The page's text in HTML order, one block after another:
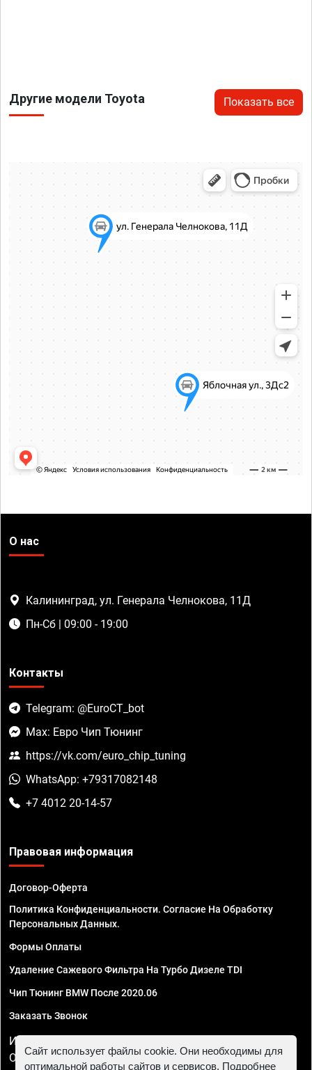
Другие модели Toyota Показать все
О нас
Калининград, ул. Генерала Челнокова, 11Д
Пн-Сб | 09:00 - 19:00
Контакты
Telegram: @EuroCT_bot
Max: Евро Чип Тюнинг
https://vk.com/euro_chip_tuning
WhatsApp: +79317082148
+7 4012 20-14-57
Правовая информация
Договор-Оферта
Политика Конфиденциальности. Согласие На Обработку
Персональных Данных.
Формы Оплаты
Удаление Сажевого Фильтра На Турбо Дизеле TDI
Чип Тюнинг BMW После 2020.06
Заказать Звонок
ИП Смирнов Георгий Павлович. ИНН 781302555843,
ОГРНИП 324470400032610
Сайт использует файлы cookie. Они необходимы для
оптимальной работы сайтов и сервисов. Подробнее